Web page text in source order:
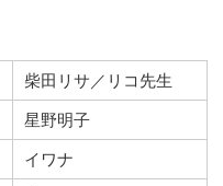
柴田リサ／リコ先生
星野明子
イワナ